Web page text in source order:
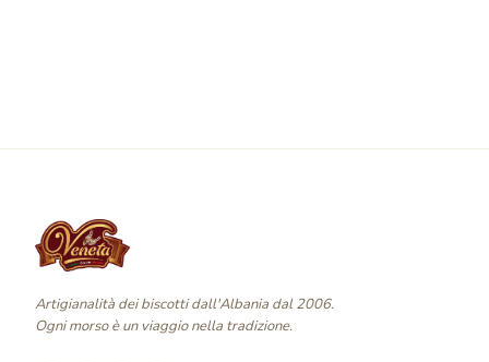
Artigianalità dei biscotti dall'Albania dal 2006.
Ogni morso è un viaggio nella tradizione.